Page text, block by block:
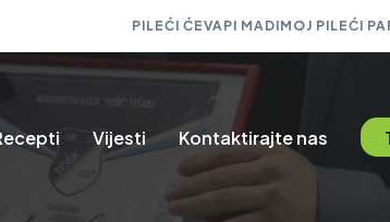
PILEĆI ĆEVAPI MADIMOJ PILEĆI
Vijesti Kontaktirajte nas